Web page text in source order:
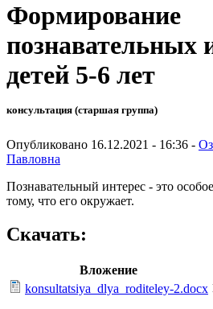
Формирование
познавательных
детей 5-6 лет
консультация (старшая группа)
Опубликовано 16.12.2021 - 16:36 -
Павловна
Познавательный интерес - это
тому, что его окружает.
Скачать:
Вложение
konsultatsiya_dlya_roditeley-2.docx